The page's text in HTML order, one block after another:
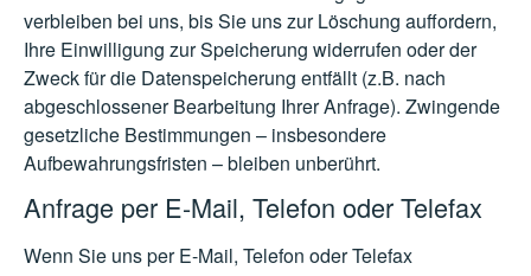
verbleiben bei uns, bis Sie uns zur Löschung auffordern,
Ihre Einwilligung zur Speicherung widerrufen oder der
Zweck für die Datenspeicherung entfällt (z.B. nach
abgeschlossener Bearbeitung Ihrer Anfrage). Zwingende
gesetzliche Bestimmungen – insbesondere
Aufbewahrungsfristen – bleiben unberührt.
Anfrage per E-Mail, Telefon oder Telefax
Wenn Sie uns per E-Mail, Telefon oder Telefax